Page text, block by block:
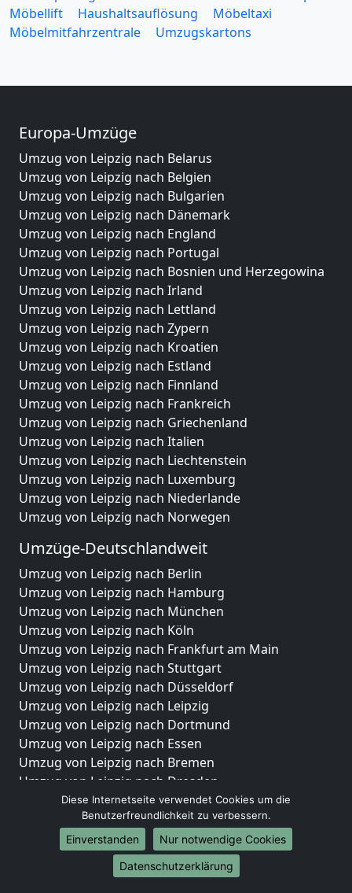
Möbellift
Haushaltsauflösung
Möbeltaxi
Möbelmitfahrzentrale
Umzugskartons
Europa-Umzüge
Umzug von Leipzig nach Belarus
Umzug von Leipzig nach Belgien
Umzug von Leipzig nach Bulgarien
Umzug von Leipzig nach Dänemark
Umzug von Leipzig nach England
Umzug von Leipzig nach Portugal
Umzug von Leipzig nach Bosnien und Herzegowina
Umzug von Leipzig nach Irland
Umzug von Leipzig nach Lettland
Umzug von Leipzig nach Zypern
Umzug von Leipzig nach Kroatien
Umzug von Leipzig nach Estland
Umzug von Leipzig nach Finnland
Umzug von Leipzig nach Frankreich
Umzug von Leipzig nach Griechenland
Umzug von Leipzig nach Italien
Umzug von Leipzig nach Liechtenstein
Umzug von Leipzig nach Luxemburg
Umzug von Leipzig nach Niederlande
Umzug von Leipzig nach Norwegen
Umzüge-Deutschlandweit
Umzug von Leipzig nach Berlin
Umzug von Leipzig nach Hamburg
Umzug von Leipzig nach München
Umzug von Leipzig nach Köln
Umzug von Leipzig nach Frankfurt am Main
Umzug von Leipzig nach Stuttgart
Umzug von Leipzig nach Düsseldorf
Umzug von Leipzig nach Leipzig
Umzug von Leipzig nach Dortmund
Umzug von Leipzig nach Essen
Umzug von Leipzig nach Bremen
Umzug von Leipzig nach Dresden
Umzug von Leipzig nach Hannover
Umzug von Leipzig nach Nürnberg
Umzug von Leipzig nach Duisburg
Umzug von Leipzig nach Bochum
Umzug von Leipzig nach Wuppertal
Diese Internetseite verwendet Cookies um die
Benutzerfreundlichkeit zu verbessern.
Einverstanden
Nur notwendige Cookies
Datenschutzerklärung